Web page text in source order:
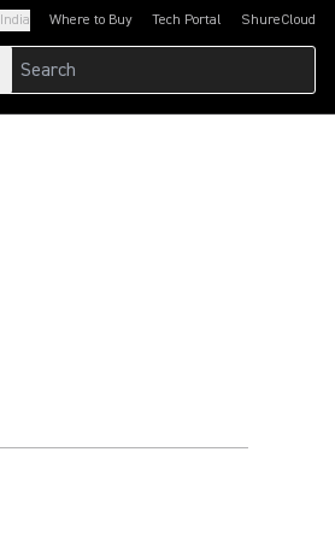
India Where to Buy Tech Portal
(Opens in a new tab)ShureCloud
(Opens in a new